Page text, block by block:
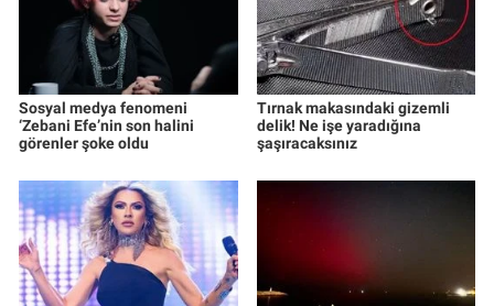
Sosyal medya fenomeni
‘Zebani Efe’nin son halini
görenler şoke oldu
Tırnak makasındaki gizemli
delik! Ne işe yaradığına
şaşıracaksınız